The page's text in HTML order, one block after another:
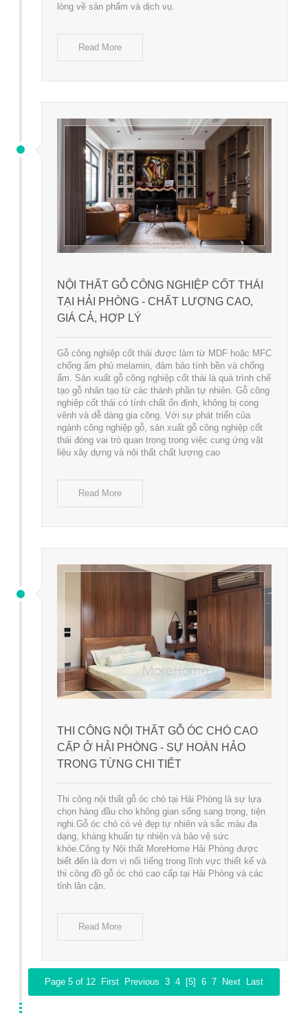
lòng về sản phẩm và dịch vụ.
Read More
NỘI THẤT GỖ CÔNG NGHIỆP CỐT THÁI
TẠI HẢI PHÒNG - CHẤT LƯỢNG CAO,
GIÁ CẢ, HỢP LÝ
Gỗ công nghiệp cốt thái được làm từ MDF hoặc MFC
chống ẩm phủ melamin, đảm bảo tính bền và chống
ẩm. Sản xuất gỗ công nghiệp cốt thái là quá trình chế
tạo gỗ nhân tạo từ các thành phần tự nhiên. Gỗ công
nghiệp cốt thái có tính chất ổn định, không bị cong
vênh và dễ dàng gia công. Với sự phát triển của
ngành công nghiệp gỗ, sản xuất gỗ công nghiệp cốt
thái đóng vai trò quan trọng trong việc cung ứng vật
liệu xây dựng và nội thất chất lượng cao
Read More
THI CÔNG NỘI THẤT GỖ ÓC CHÓ CAO
CẤP Ở HẢI PHÒNG - SỰ HOÀN HẢO
TRONG TỪNG CHI TIẾT
Thi công nội thất gỗ óc chó tại Hải Phòng là sự lựa
chọn hàng đầu cho không gian sống sang trọng, tiện
nghi.Gỗ óc chó có vẻ đẹp tự nhiên và sắc màu đa
dạng, kháng khuẩn tự nhiên và bảo vệ sức
khỏe.Công ty Nội thất MoreHome Hải Phòng được
biết đến là đơn vị nổi tiếng trong lĩnh vực thiết kế và
thi công đồ gỗ óc chó cao cấp tại Hải Phòng và các
tỉnh lân cận.
Read More
Page 5 of 12 First Previous 3 4 [5] 6 7 Next Last